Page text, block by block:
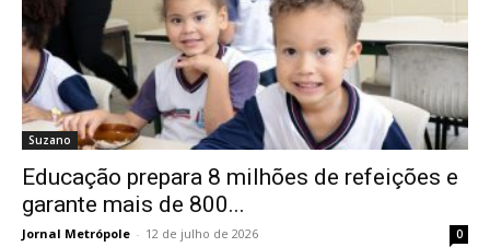
Suzano
Educação prepara 8 milhões de refeições e
garante mais de 800...
Jornal Metrópole - 12 de julho de 2026 0